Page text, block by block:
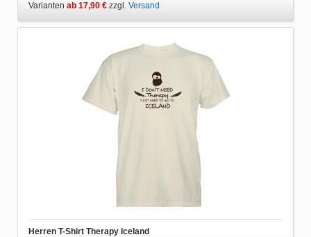
Varianten ab 17,90 € zzgl. Versand
Herren T-Shirt Therapy Iceland